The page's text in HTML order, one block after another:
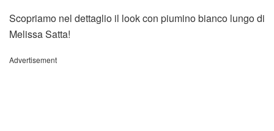
Scopriamo nel dettaglio il look con piumino bianco lungo di
Melissa Satta!
Advertisement